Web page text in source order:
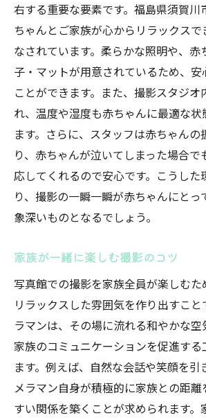
右する重要な要素です。福島県須賀川
ちゃんとご家族が心からリラックス
なされています。柔らかな照明や、赤
子・マットが用意されているため、
ことができます。また、撮影スタジオ
れ、温度や湿度も赤ちゃんに最適な
ます。さらに、スタッフは赤ちゃん
り、赤ちゃんが泣いてしまった場合で
応してくれるので安心です。こうした
り、撮影の一瞬一瞬が赤ちゃんにとっ
象深いものとなるでしょう。
家族が一緒に楽しむ撮影のコツ
写真館での撮影を家族全員が楽しむた
リラックスした雰囲気を作り出すこと
ラマンは、その場に流れる和やかな空
家族のコミュニケーションを促進す
ます。例えば、自然な会話や笑顔を引
メラマン自身が積極的に家族との距
すい関係を築くことが求められます。